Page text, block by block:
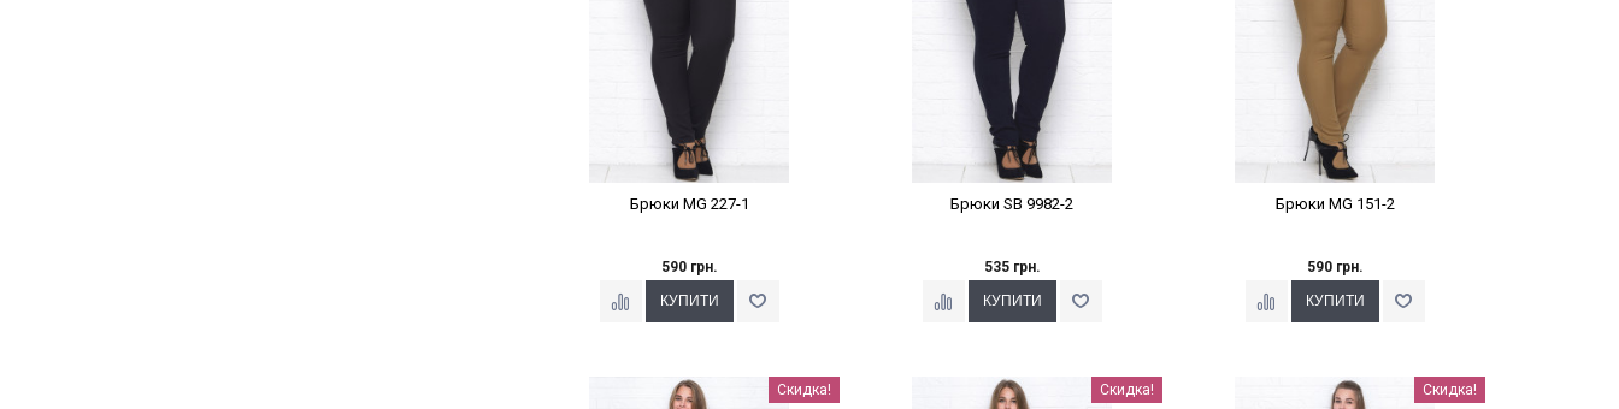
Брюки MG 227-1
590 грн.
Брюки SB 9982-2
535 грн.
Брюки MG 151-2
590 грн.
Наклейки Варіант з % Скидка! Наклейки Варіант з % Скидка! Наклейки Варіант з % Скидка!